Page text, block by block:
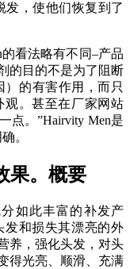
发，使他们恢复到了
看法略有不同–产品
的目的不是为了阻断
的有害作用，而只
观。甚至在厂家网站
点。”Hairvity Men是
。
果。概要
如此丰富的补发产
发和损失其漂亮的外
养，强化头发，对头
得光亮、顺滑、充满